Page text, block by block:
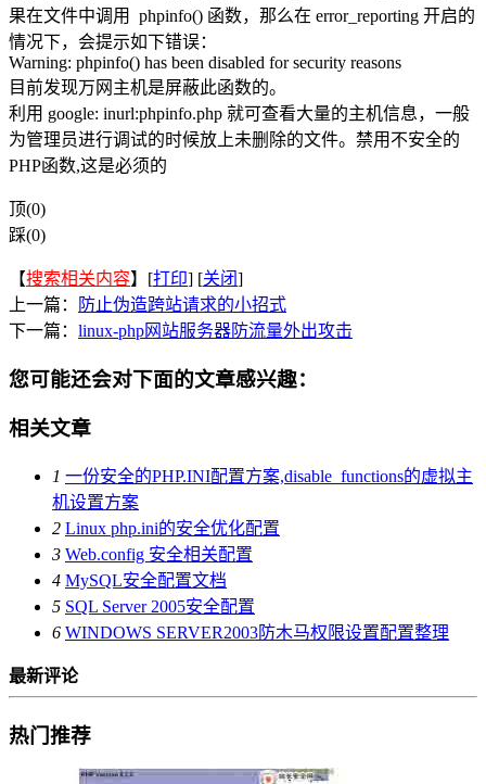
果在文件中调用 phpinfo() 函数，那么在 error_reporting 开启的
情况下，会提示如下错误：
Warning: phpinfo() has been disabled for security reasons
目前发现万网主机是屏蔽此函数的。
利用 google: inurl:phpinfo.php 就可查看大量的主机信息，一般
为管理员进行调试的时候放上未删除的文件。禁用不安全的
PHP函数,这是必须的
顶(0)
踩(0)
【搜索相关内容】[打印] [关闭]
上一篇：
防止伪造跨站请求的小招式
下一篇： linux-php网站服务器防流量外出攻击
您可能还会对下面的文章感兴趣：
相关文章
1 一份安全的PHP.INI配置方案,disable_functions的虚拟主
机设置方案
2 Linux php.ini的安全优化配置
3 Web.config 安全相关配置
4 MySQL安全配置文档
5 SQL Server 2005安全配置
6 WINDOWS SERVER2003防木马权限设置配置整理
最新评论
热门推荐